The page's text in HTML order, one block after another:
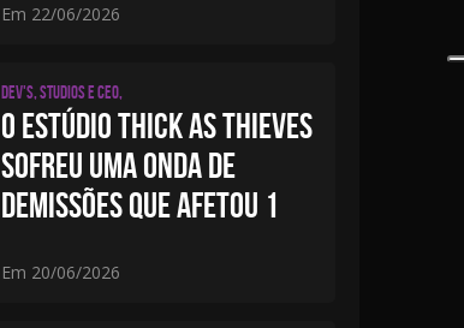
Em 22/06/2026
Dev's, studios e CEO,
O ESTÚDIO THICK AS THIEVES
SOFREU UMA ONDA DE
DEMISSÕES QUE AFETOU 1
Em 20/06/2026